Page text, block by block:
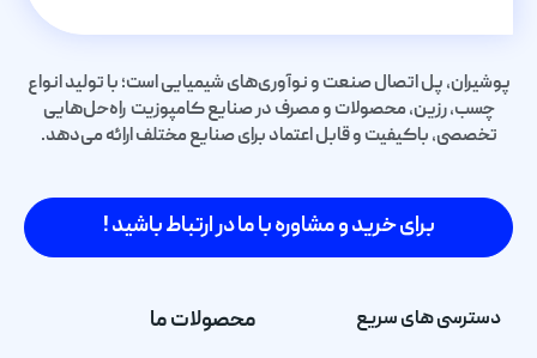
پوشیران، پل اتصال صنعت و نوآوری‌های شیمیایی است؛ با تولید انواع
چسب، رزین، محصولات و مصرف در صنایع کامپوزیت راه‌حل‌هایی
تخصصی، باکیفیت و قابل اعتماد برای صنایع مختلف ارائه می‌دهد.
برای خرید و مشاوره با ما در ارتباط باشید !
دسترسی های سریع محصولات ما